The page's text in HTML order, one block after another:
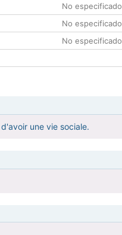
No especificado
No especificado
No especificado
une vie sociale.